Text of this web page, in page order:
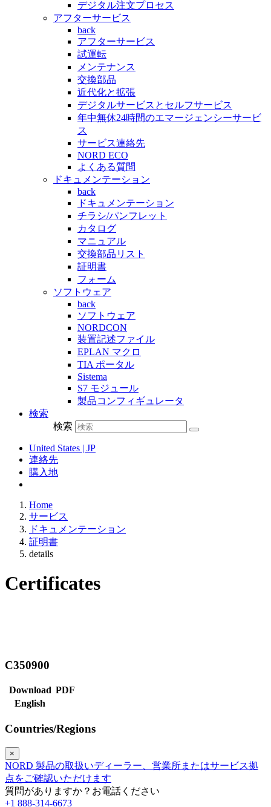
デジタル注文プロセス
アフターサービス
back
アフターサービス
試運転
メンテナンス
交換部品
近代化と拡張
デジタルサービスとセルフサービス
年中無休24時間のエマージェンシーサービ
ス
サービス連絡先
NORD ECO
よくある質問
ドキュメンテーション
back
ドキュメンテーション
チラシ/パンフレット
カタログ
マニュアル
交換部品リスト
証明書
フォーム
ソフトウェア
back
ソフトウェア
NORDCON
装置記述ファイル
EPLAN マクロ
TIA ポータル
Sistema
S7 モジュール
製品コンフィギュレータ
検索
検索
United States | JP
連絡先
購入地
Home
サービス
ドキュメンテーション
証明書
details
Certificates
C350900
Download PDF
English
Countries/Regions
×
NORD 製品の取扱いディーラー、営業所またはサービス拠
点をご確認いただけます
質問がありますか？お電話ください
+1 888-314-6673